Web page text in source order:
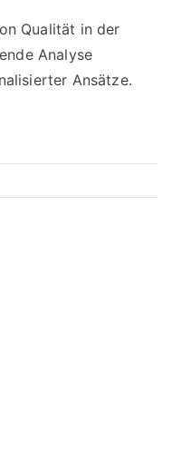
Qualität in der
Analyse
Ansätze.